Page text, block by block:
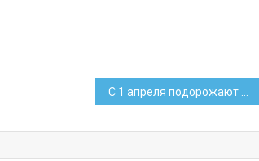
С 1 апреля подорожают около 30 марок сигарет